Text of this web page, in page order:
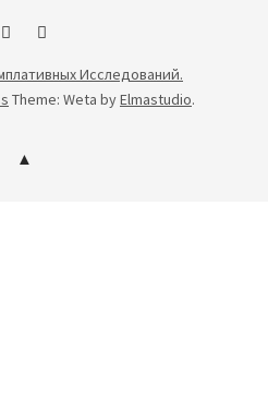
YoutubeИсследований.
Theme: Weta byElmastudio.